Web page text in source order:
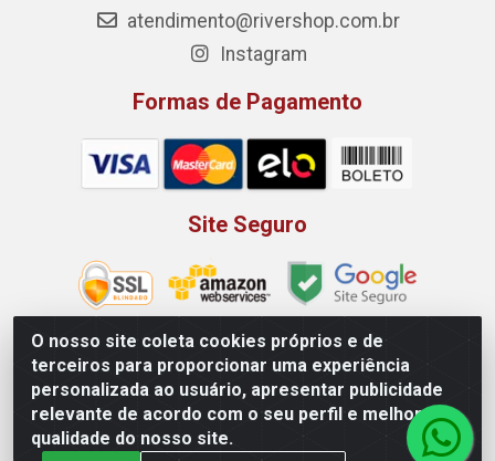
O nosso site coleta cookies próprios e de
terceiros para proporcionar uma experiência
personalizada ao usuário, apresentar publicidade
relevante de acordo com o seu perfil e melhorar a
qualidade do nosso site.
atendimento@rivershop.com.br
Instagram
Formas de Pagamento
Site Seguro
Rio Vermelho Distribuição de Alimentos LTDA - Rodovia BR,
153, KM 52 N 00 QD 00 LT 16 - Bairro Jardim Eldorado,
Anápolis/GO - CEP 75.045-190 - CNPJ 10.912.900/0002-40